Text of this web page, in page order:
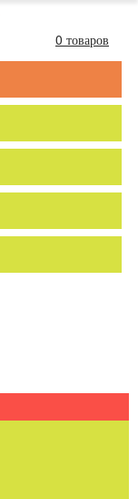
0 товаров